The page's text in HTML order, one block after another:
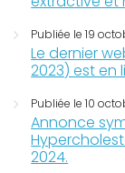
Publiée le 19
Le dernier
2023) est en
Publiée le 10
Annonce
2024.